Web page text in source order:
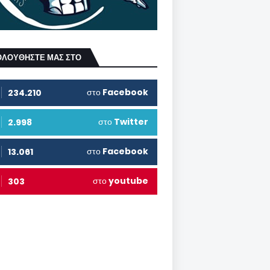
ΜΑΣ ΣΤΟ
234.210 στο Facebook
2.998 στο Twitter
13.061 στο Facebook
303 στοyoutube